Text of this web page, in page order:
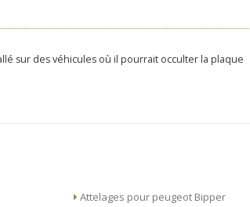
sur des véhicules où il pourrait occulter la plaque
Attelages pour peugeot Bipper